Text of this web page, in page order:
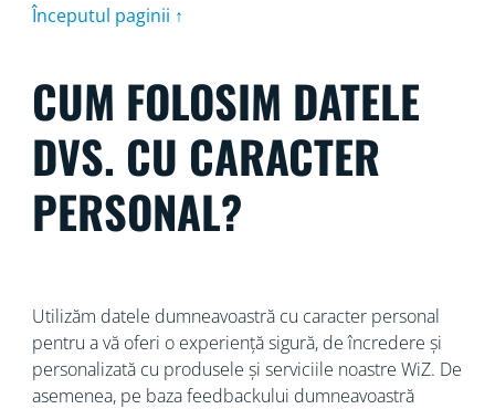
Începutul paginii ↑
CUM FOLOSIM DATELE
DVS. CU CARACTER
PERSONAL?
Utilizăm datele dumneavoastră cu caracter personal
pentru a vă oferi o experiență sigură, de încredere și
personalizată cu produsele și serviciile noastre WiZ. De
asemenea, pe baza feedbackului dumneavoastră